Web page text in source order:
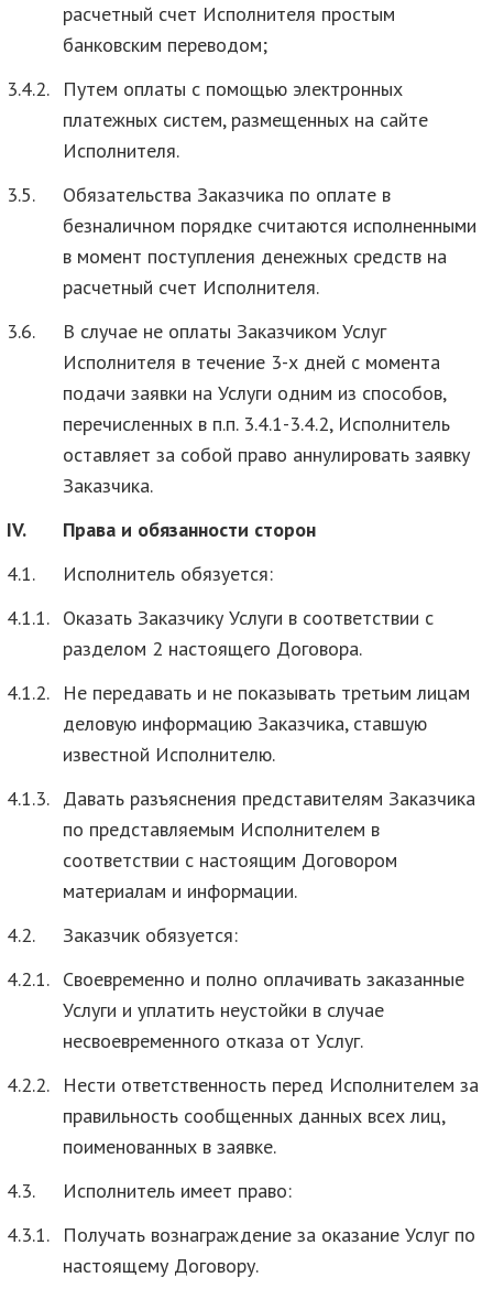
расчетный счет Исполнителя простым
банковским переводом;
3.4.2.
Путем оплаты с помощью электронных
платежных систем, размещенных на сайте
Исполнителя.
3.5.
Обязательства Заказчика по оплате в
безналичном порядке считаются исполненными
в момент поступления денежных средств на
расчетный счет Исполнителя.
3.6.
В случае не оплаты Заказчиком Услуг
Исполнителя в течение 3-х дней с момента
подачи заявки на Услуги одним из способов,
перечисленных в п.п. 3.4.1-3.4.2, Исполнитель
оставляет за собой право аннулировать заявку
Заказчика.
IV.
Права и обязанности сторон
4.1.
Исполнитель обязуется:
4.1.1. Оказать Заказчику Услуги в соответствии с
разделом 2 настоящего Договора.
4.1.2.
Не передавать и не показывать третьим лицам
деловую информацию Заказчика, ставшую
известной Исполнителю.
4.1.3. Давать разъяснения представителям Заказчика
по представляемым Исполнителем в
соответствии с настоящим Договором
материалам и информации.
4.2.
Заказчик обязуется:
4.2.1. Своевременно и полно оплачивать заказанные
Услуги и уплатить неустойки в случае
несвоевременного отказа от Услуг.
4.2.2.
Нести ответственность перед Исполнителем за
правильность сообщенных данных всех лиц,
поименованных в заявке.
4.3.
Исполнитель имеет право:
4.3.1.
Получать вознаграждение за оказание Услуг по
настоящему Договору.